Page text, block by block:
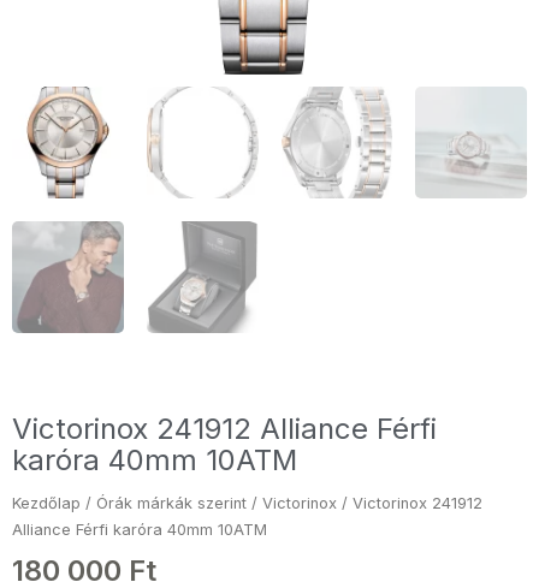
Victorinox 241912 Alliance Férfi
karóra 40mm 10ATM
Kezdőlap / Órák márkák szerint / Victorinox / Victorinox 241912
Alliance Férfi karóra 40mm 10ATM
180 000 Ft